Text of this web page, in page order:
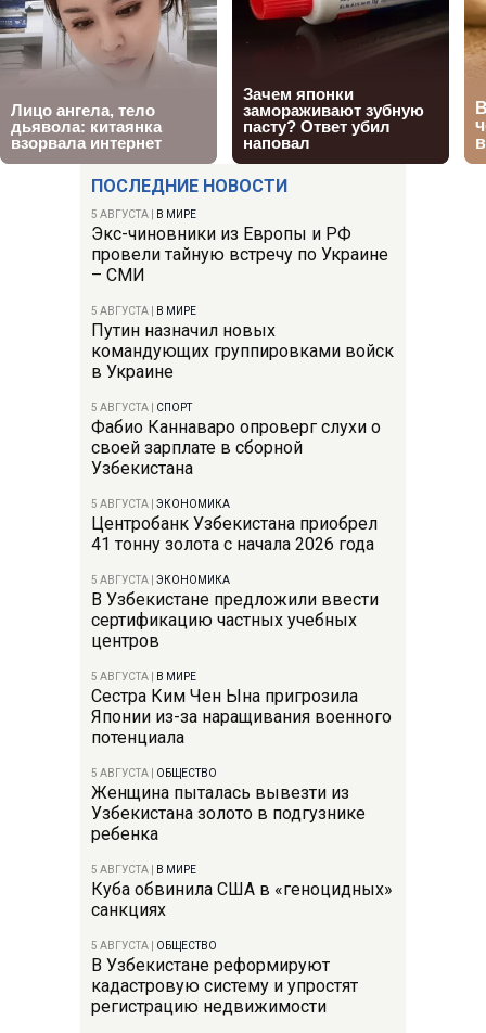
ПОСЛЕДНИЕ НОВОСТИ
5 АВГУСТА В МИРЕ
Экс-чиновники из Европы и РФ
провели тайную встречу по Украине
– СМИ
5 АВГУСТА В МИРЕ
Путин назначил новых
командующих группировками войск
в Украине
5 АВГУСТА СПОРТ
Фабио Каннаваро опроверг слухи о
своей зарплате в сборной
Узбекистана
5 АВГУСТА ЭКОНОМИКА
Центробанк Узбекистана приобрел
41 тонну золота с начала 2026 года
5 АВГУСТА ЭКОНОМИКА
В Узбекистане предложили ввести
сертификацию частных учебных
центров
5 АВГУСТА В МИРЕ
Сестра Ким Чен Ына пригрозила
Японии из-за наращивания военного
потенциала
5 АВГУСТА ОБЩЕСТВО
Женщина пыталась вывезти из
Узбекистана золото в подгузнике
ребенка
5 АВГУСТА В МИРЕ
Куба обвинила США в «геноцидных»
санкциях
5 АВГУСТА ОБЩЕСТВО
В Узбекистане реформируют
кадастровую систему и упростят
регистрацию недвижимости